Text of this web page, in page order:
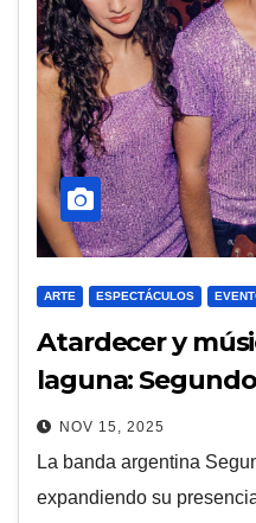
ARTE ESPECTÁCULOS
Atardecer y
laguna:
presenta en el
NOV 15, 2025
La banda argentina
expandiendo su